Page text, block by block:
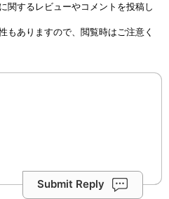
関するレビューやコメントを投稿し
もありますので、閲覧時はご注意く
Submit Reply